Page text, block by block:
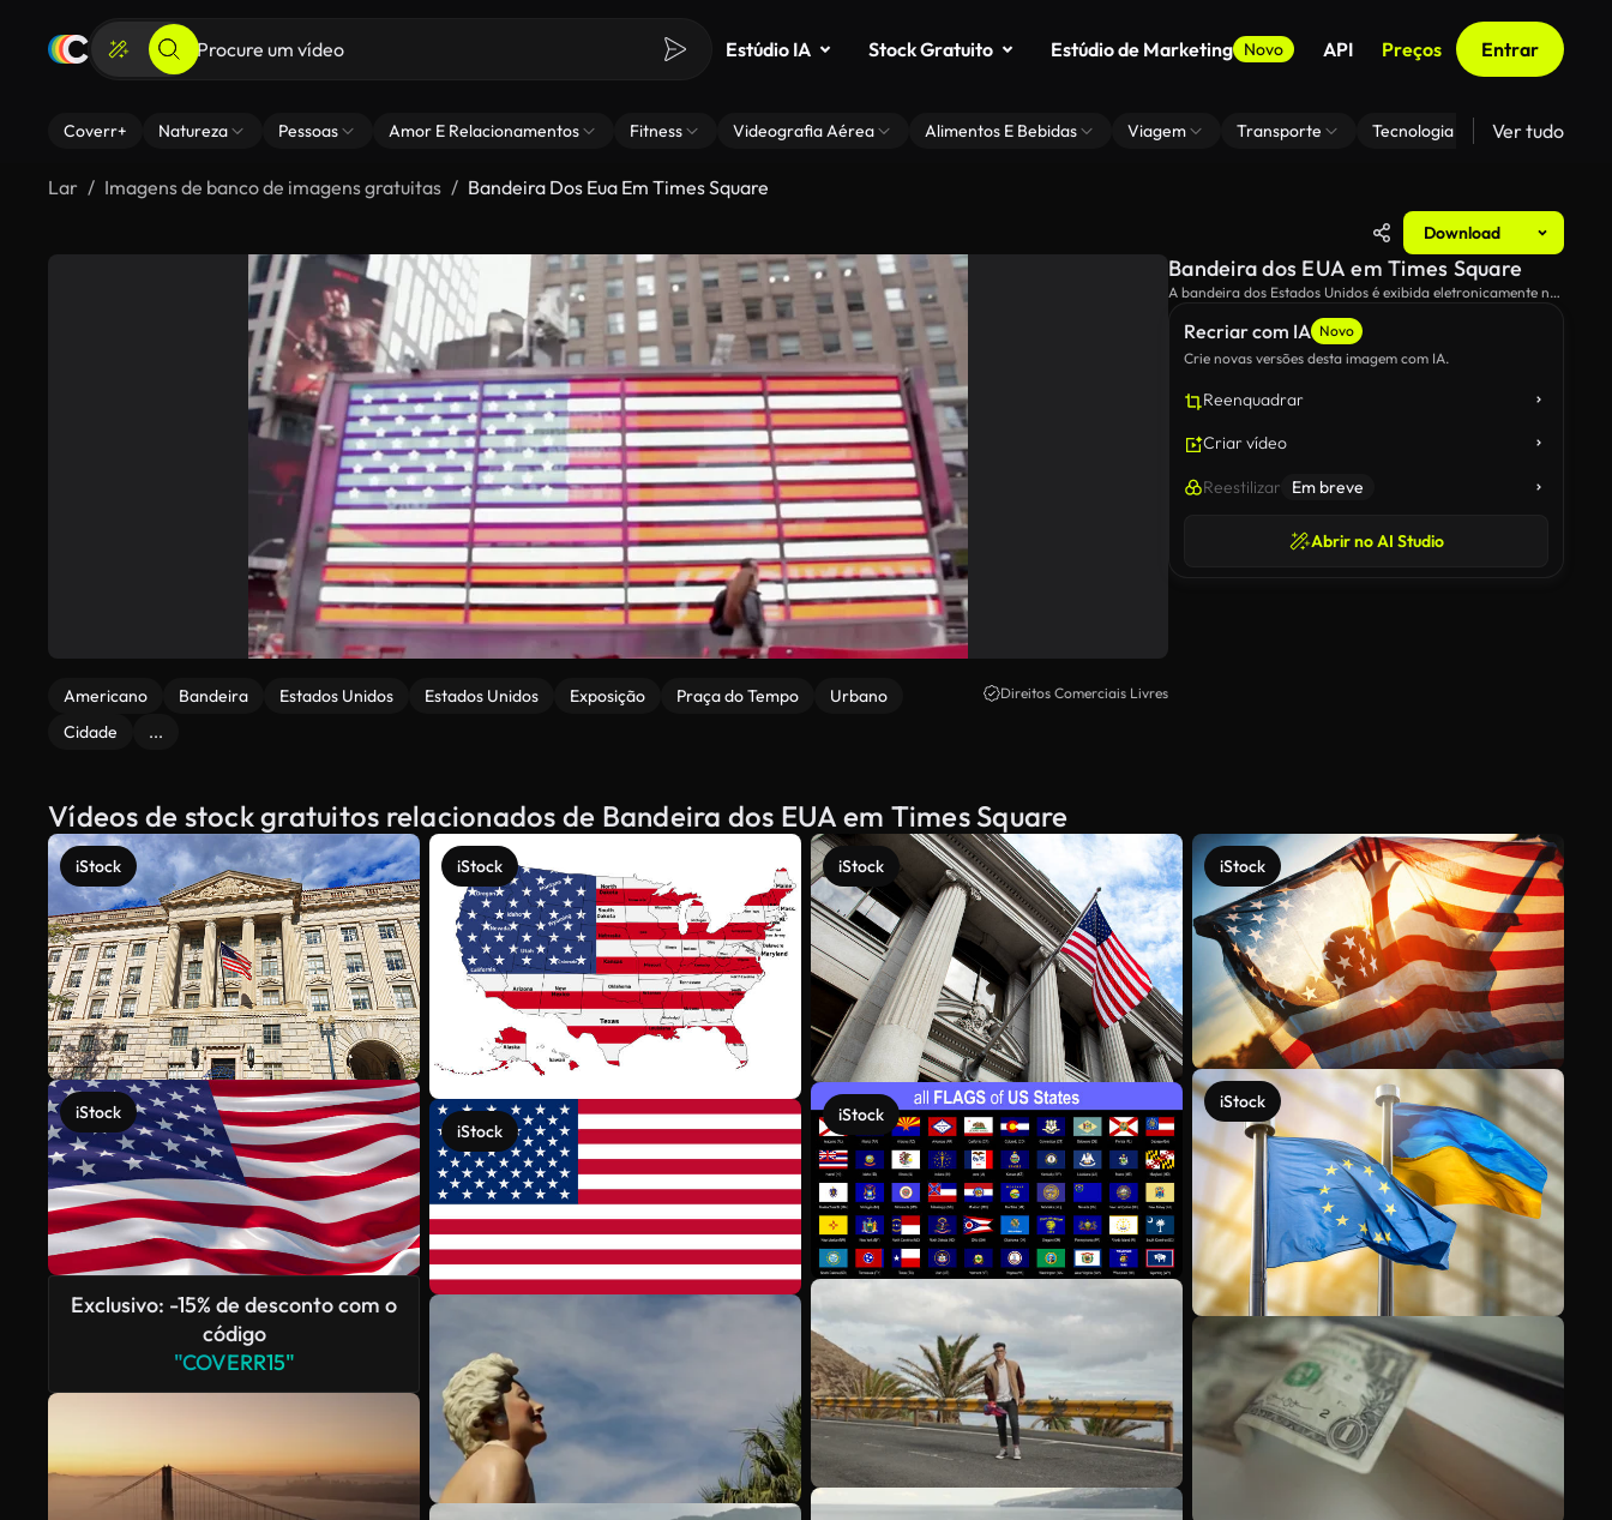
Estúdio IA Stock Gratuito Estúdio de Marketing Novo API Preços Entrar
Coverr+ Natureza Pessoas Amor E Relacionamentos Fitness Videografia Aérea Alimentos E Bebidas Viagem Transporte Tecnologia Zoom De
Ver tudo
Lar Imagens de banco de imagens gratuitas Bandeira Dos Eua Em Times Square
Download
Americano Bandeira Estados Unidos Estados Unidos Exposição Praça do Tempo
Urbano
Cidade
...
Direitos Comerciais Livres
Recriar com IA Novo
Crie novas versões desta imagem com IA.
Reenquadrar
Criar vídeo
Reestilizar Em breve
Abrir no AI Studio
Bandeira dos EUA em Times Square
A bandeira dos Estados Unidos é exibida eletronicamente na
Vídeos de stock gratuitos relacionados de Bandeira dos EUA em Times Square
iStock
iStock
Exclusivo: -15% de desconto com o
código
"COVERR15"
iStock
iStock
iStock
iStock
iStock
iStock
Veja mais